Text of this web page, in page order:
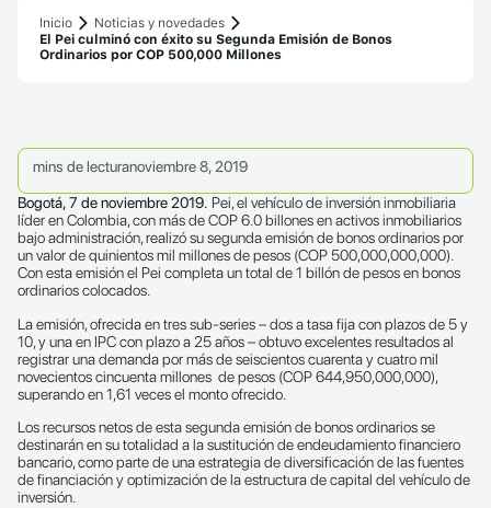
Inicio
Noticias y novedades
El Pei culminó con éxito su Segunda Emisión de Bonos
Ordinarios por COP 500,000 Millones
mins de lecturanoviembre 8, 2019
Bogotá, 7 de noviembre 2019. Pei, el vehículo de inversión inmobiliaria
líder en Colombia, con más de COP 6.0 billones en activos inmobiliarios
bajo administración, realizó su segunda emisión de bonos ordinarios por
un valor de quinientos mil millones de pesos (COP 500,000,000,000).
Con esta emisión el Pei completa un total de 1 billón de pesos en bonos
ordinarios colocados.
La emisión, ofrecida en tres sub-series – dos a tasa fija con plazos de 5 y
10, y una en IPC con plazo a 25 años – obtuvo excelentes resultados al
registrar una demanda por más de seiscientos cuarenta y cuatro mil
novecientos cincuenta millones de pesos (COP 644,950,000,000),
superando en 1,61 veces el monto ofrecido.
Los recursos netos de esta segunda emisión de bonos ordinarios se
destinarán en su totalidad a la sustitución de endeudamiento financiero
bancario, como parte de una estrategia de diversificación de las fuentes
de financiación y optimización de la estructura de capital del vehículo de
inversión.